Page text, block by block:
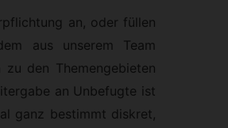
an, oder füllen
aus unserem Team
den Themengebieten
an Unbefugte ist
ganz bestimmt diskret,